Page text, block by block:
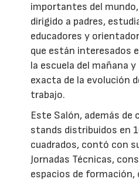
importantes del
dirigido a padres,
educadores y
que están interesados
la escuela del mañana
exacta de la evolución
trabajo.
Este Salón, además de
stands distribuidos en
cuadrados, contó con
Jornadas Técnicas,
espacios de